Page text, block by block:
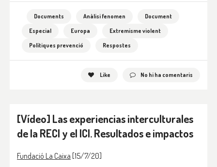
Documents Anàlisi fenomen
Document
Especial
Europa
Extremisme violent
Polítiques prevenció
Respostes
Like No hi ha comentaris
[Vídeo] Las experiencias interculturales
de la RECI y el ICI. Resultados e impactos
Fundació La Caixa [15/7/20]